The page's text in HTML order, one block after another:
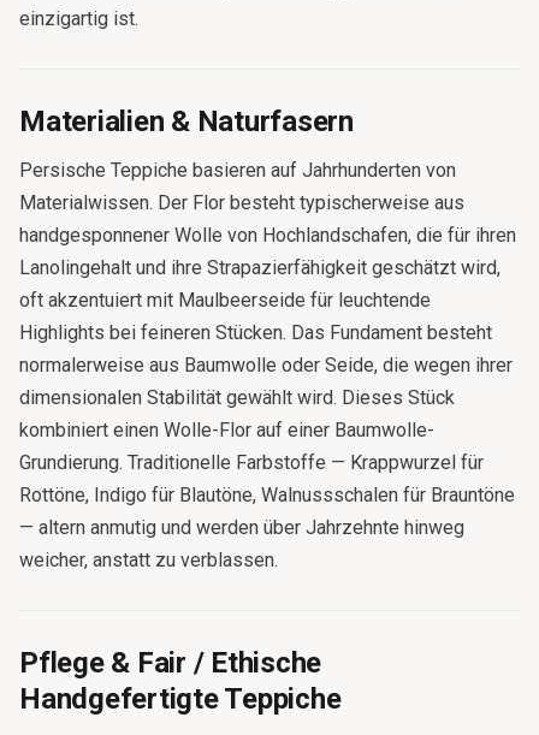
einzigartig ist.
Materialien & Naturfasern
Persische Teppiche basieren auf Jahrhunderten von
Materialwissen. Der Flor besteht typischerweise aus
handgesponnener Wolle von Hochlandschafen, die für ihren
Lanolingehalt und ihre Strapazierfähigkeit geschätzt wird,
oft akzentuiert mit Maulbeerseide für leuchtende
Highlights bei feineren Stücken. Das Fundament besteht
normalerweise aus Baumwolle oder Seide, die wegen ihrer
dimensionalen Stabilität gewählt wird. Dieses Stück
kombiniert einen Wolle-Flor auf einer Baumwolle-
Grundierung. Traditionelle Farbstoffe — Krappwurzel für
Rottöne, Indigo für Blautöne, Walnussschalen für Brauntöne
— altern anmutig und werden über Jahrzehnte hinweg
weicher, anstatt zu verblassen.
Pflege & Fair / Ethische
Handgefertigte Teppiche